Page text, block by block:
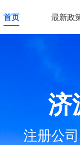
首页 最新政
济
注册公